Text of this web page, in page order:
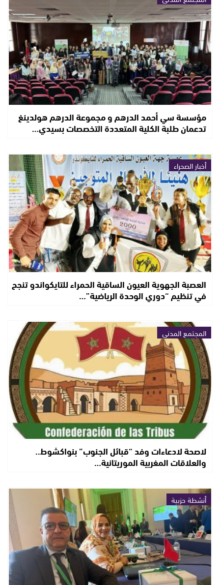
مؤسسة سي أحمد الدرهم و مجموعة الدرهم هولدينغ
تدعمان طلبة الكلية المتعددة التخصصات بسيدي…
أخبار الصحراء
العصبة الجهوية العيون الساقية الحمراء للتايكواندو تنجح
في تنظيم “دوري الوحدة الرياضية”…
المجتمع المدني
لاصحة لادعاءات وفد “قبائل الجنوب” بنواكشوط..
والعلاقات المغربية الموريتانية…
أنشطة حزبية